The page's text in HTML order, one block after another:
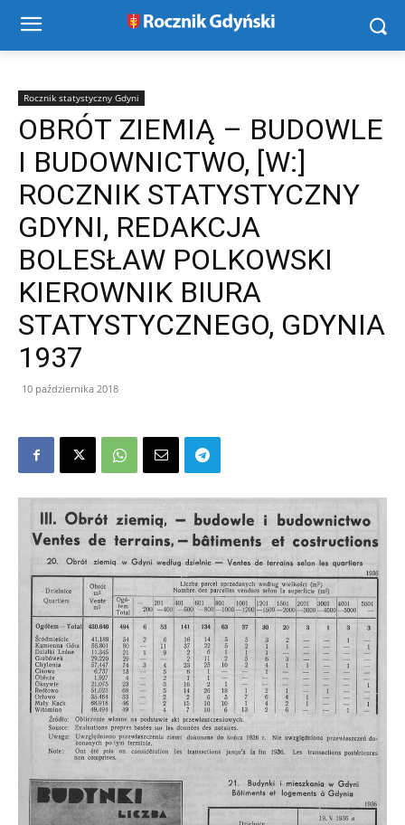
Rocznik statystyczny Gdyni
OBRÓT ZIEMIĄ – BUDOWLE
I BUDOWNICTWO, [W:]
ROCZNIK STATYSTYCZNY
GDYNI, REDAKCJA
BOLESŁAW POLKOWSKI
KIEROWNIK BIURA
STATYSTYCZNEGO, GDYNIA
1937
10 października 2018